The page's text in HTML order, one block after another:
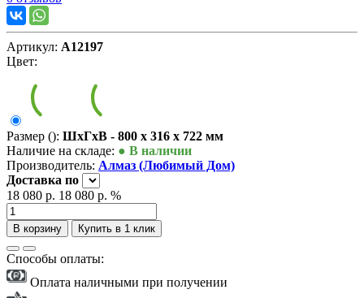
Артикул: А12197
Цвет:
Размер (): ШxГxВ - 800 x 316 x 722 мм
Наличие на складе: ● В наличии
Производитель: Алмаз (Любимый Дом)
Доставка по
18 080 р. 18 080 р. %
В корзину Купить в 1 клик
Способы оплаты:
Оплата наличными при получении